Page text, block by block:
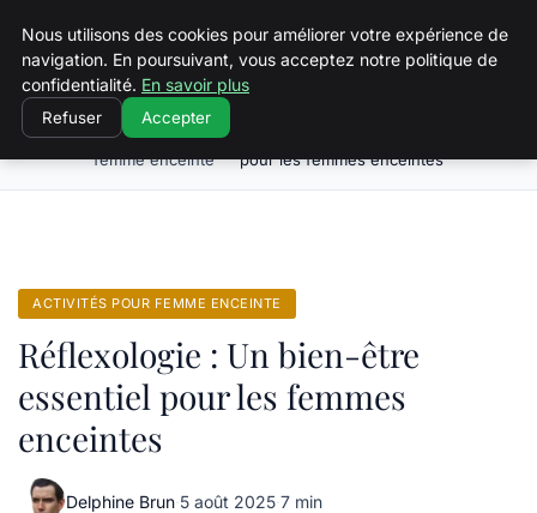
Squeakyswing.com
Activités pour
femme enceinte
pour les femmes enceintes
ACTIVITÉS POUR FEMME ENCEINTE
Réflexologie : Un bien-être
essentiel pour les femmes
enceintes
Delphine Brun·5 août 2025·7 min
Nous utilisons des cookies pour améliorer votre expérience de
navigation. En poursuivant, vous acceptez notre politique de
confidentialité. En savoir plus
Refuser Accepter